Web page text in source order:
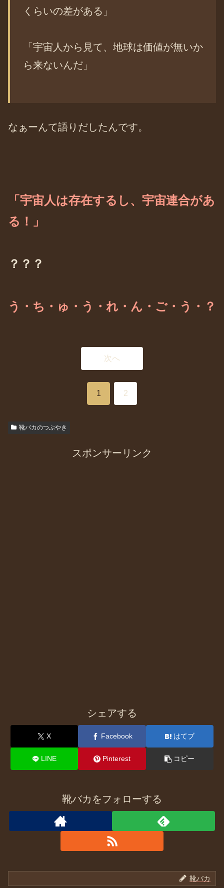
くらいの差がある」
「宇宙人から見て、地球は価値が無いか
ら来ないんだ」
なぁーんて語りだしたんです。
「宇宙人は存在するし、宇宙連合があ
る！」
？？？
う・ち・ゅ・う・れ・ん・ご・う・？
次へ
1 2
靴バカのつぶやき
スポンサーリンク
シェアする
X Facebook はてブ
LINE Pinterest コピー
靴バカをフォローする
靴バカ